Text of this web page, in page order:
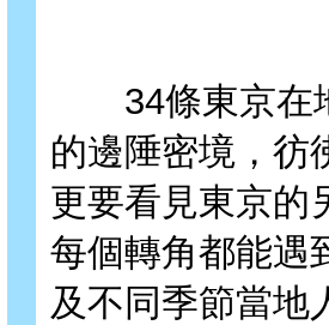
34條東京在地
的邊陲密境，彷
更要看見東京的
每個轉角都能遇
及不同季節當地